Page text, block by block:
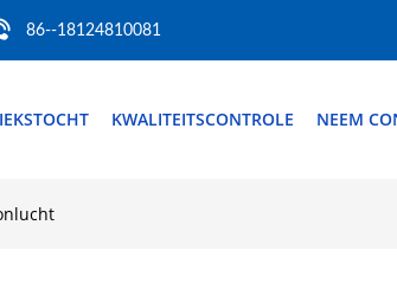
86--18124810081
KWALITEITSCONTROLE NEEM